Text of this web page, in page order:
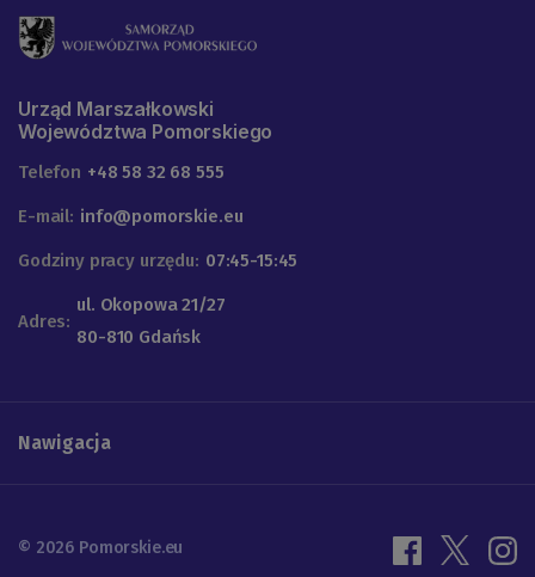
Urząd Marszałkowski
Województwa Pomorskiego
Telefon +48 58 32 68 555
E-mail: info@pomorskie.eu
Godziny pracy urzędu: 07:45-15:45
Adres:
ul. Okopowa 21/27
80-810 Gdańsk
Nawigacja
© 2026 Pomorskie.eu